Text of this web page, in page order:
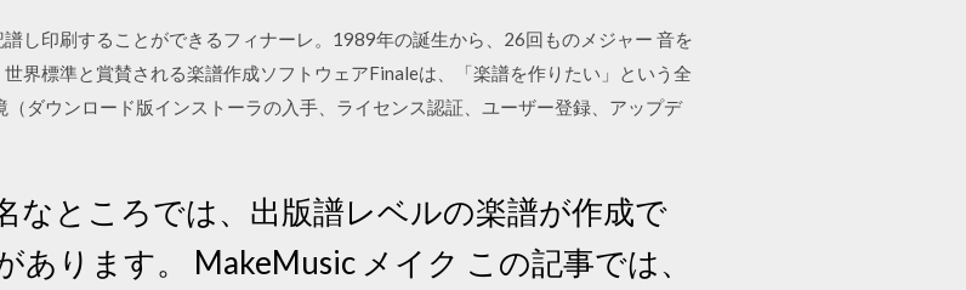
し印刷することができるフィナーレ。1989年の誕生から、26回ものメジャー 音を
界標準と賞賛される楽譜作成ソフトウェアFinaleは、「楽譜を作りたい」という全
ダウンロード版インストーラの入手、ライセンス認証、ユーザー登録、アップデ
なところでは、出版譜レベルの楽譜が作成で
あります。 MakeMusic メイク この記事では、